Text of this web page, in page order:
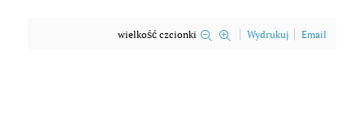
wielkość czcionki Wydrukuj Email